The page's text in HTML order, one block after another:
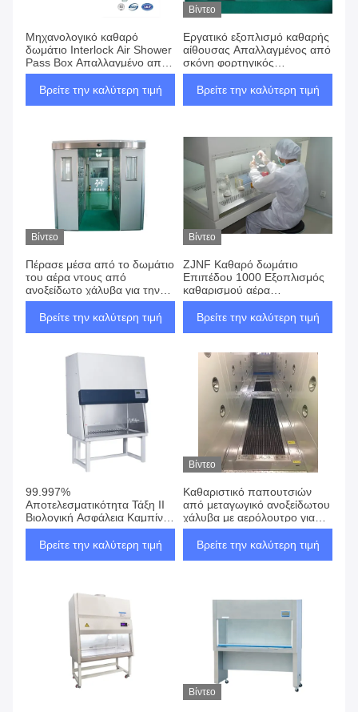
Μηχανολογικό καθαρό
δωμάτιο Interlock Air Shower
Pass Box Απαλλαγμένο από
σκόνη με μηχανή καθαρισμού
αέρα με φως UV
Βρείτε την καλύτερη τιμή
Βίντεο
Εργατικό εξοπλισμό καθαρής
αίθουσας Απαλλαγμένος από
σκόνη φορτηγικός
αεραγωγός με αυτόματη
πόρτα
Βρείτε την καλύτερη τιμή
Βίντεο
Πέρασε μέσα από το δωμάτιο
του αέρα ντους από
ανοξείδωτο χάλυβα για την
τάξη 100 1000 εργαστηρίου
Βρείτε την καλύτερη τιμή
Βίντεο
ZJNF Καθαρό δωμάτιο
Επιπέδου 1000 Εξοπλισμός
καθαρισμού αέρα
Ανεμπόλυτος σκόνης
Γραφείο Λαμιναρισμένη
Βρείτε την καλύτερη τιμή
99.997%
Αποτελεσματικότητα Τάξη ΙΙ
Βιολογική Ασφάλεια Καμπίνα
με κατακόρυφη ροή αέρα για
καθαρό δωμάτιο
Βρείτε την καλύτερη τιμή
Βίντεο
Καθαριστικό παπουτσιών
από μεταγωγικό ανοξείδωτου
χάλυβα με αερόλουτρο για
καθαρά δωμάτια
Βρείτε την καλύτερη τιμή
Βίντεο